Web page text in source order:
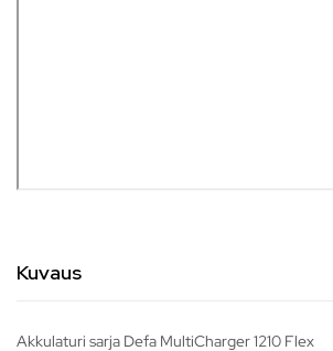
Kuvaus
Akkulaturi sarja Defa MultiCharger 1210 Flex